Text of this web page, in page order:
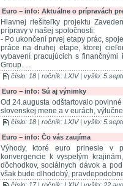
Euro – info: Aktuálne o prípravách
Hlavnej riešiteľky projektu
prípravy v našej spoločnosti:
- Po ukončení prvej etapy prác,
práce na druhej etape, ktorej
vybavení pracujúcich s finančnými
Group. ...
číslo: 18 | ročník: LXIV | vyšlo:
Euro – info: Sú aj výnimky
Od 24.augusta odštartovalo
slovenskej mene a v eurách,
číslo: 18 | ročník: LXIV | vyšlo:
Euro – info: Čo vás zaujíma
Výhody, ktoré euro prinesie v
konvergencie k vyspelým
dôchodkov, sociálnych dávok a
však bude dlhodobý,